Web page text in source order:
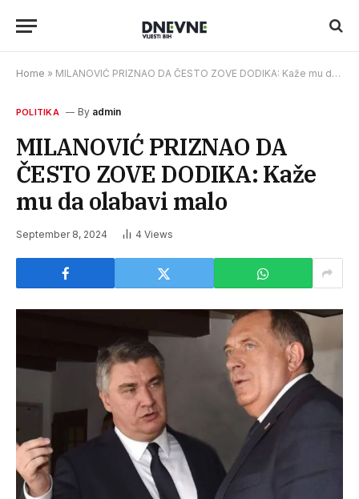
Home » MILANOVIĆ PRIZNAO DA ČESTO ZOVE DODIKA: Kaže mu da olabavi malo
POLITIKA By admin
MILANOVIĆ PRIZNAO DA
ČESTO ZOVE DODIKA: Kaže
mu da olabavi malo
September 8, 2024 4 Views